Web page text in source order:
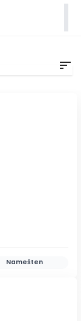
sort
Namešten